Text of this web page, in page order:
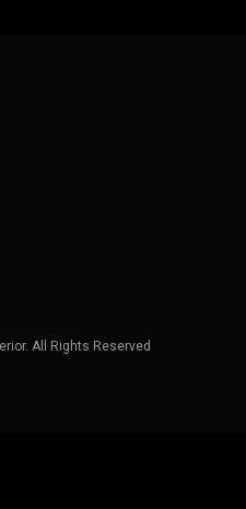
All Rights Reserved